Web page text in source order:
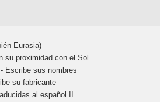
Eurasia)
su proximidad con el Sol
Escribe sus nombres
su fabricante
al español II